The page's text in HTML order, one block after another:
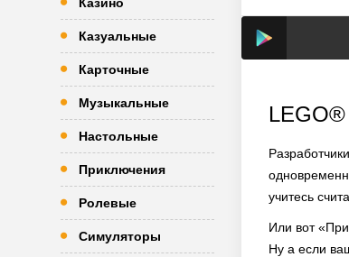
Казуальные
Карточные
Музыкальные
Настольные
Приключения
Ролевые
Симуляторы
учитесь
Или вот
Ну а если